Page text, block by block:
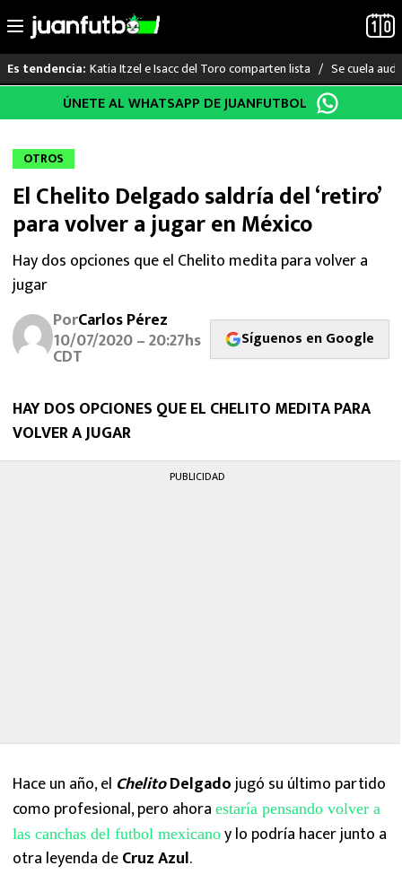
al
Es tendencia: Katia Itzel e Isacc del Toro comparten lista Se cuela
LO ÚLTIMO
LIGA MX
RAYADOS
PUMAS
ATLANTE
SELECCIÓN MEXICANA
MEXICANOS EN EL EXTRANJERO
FUTBOL ESTUFA
ÚNETE AL WHATSAPP DE JUANFUTBOL
OTROS
El Chelito Delgado saldría del ‘retiro’
para volver a jugar en México
Hay dos opciones que el Chelito medita para volver a
jugar
PorCarlos Pérez
10/07/2020 – 20:27hs
CDT
Síguenos en Google
HAY DOS OPCIONES QUE EL CHELITO MEDITA PARA
VOLVER A JUGAR
PUBLICIDAD
Hace un año, el ChelitoDelgadojugó su último partido
como profesional, pero ahora estaría pensando volver a
las canchas del futbol mexicano y lo podría hacer junto a
otra leyenda deCruz Azul.